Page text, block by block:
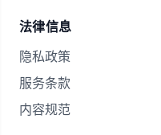
法律信息
隐私政策
服务条款
内容规范